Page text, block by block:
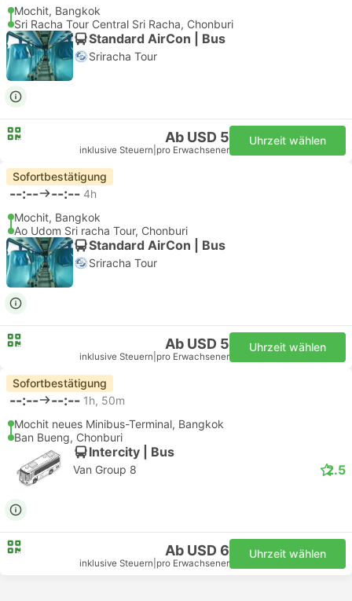
Mochit, Bangkok
Sri Racha Tour Central Sri Racha, Chonburi
Standard AirCon | Bus
Sriracha Tour
Ab USD 5
inklusive Steuern pro Erwachsener
Uhrzeit wählen
Sofortbestätigung
--:-- --:-- 4h
Mochit, Bangkok
Ao Udom Sri racha Tour, Chonburi
Standard AirCon | Bus
Sriracha Tour
Ab USD 5
inklusive Steuern pro Erwachsener
Uhrzeit wählen
Sofortbestätigung
--:-- --:-- 1h, 50m
Mochit neues Minibus-Terminal, Bangkok
Ban Bueng, Chonburi
Intercity | Bus
Van Group 8 2.5
Ab USD 6
inklusive Steuern pro Erwachsener
Uhrzeit wählen